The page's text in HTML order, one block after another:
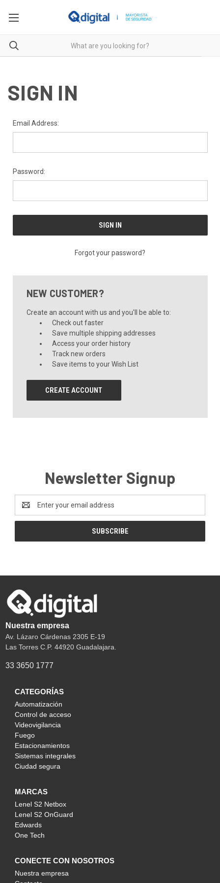
SIGN IN
Email Address:
Password:
Forgot your password?
NEW CUSTOMER?
Create an account with us and you'll be able to:
Check out faster
Save multiple shipping addresses
Access your order history
Track new orders
Save items to your Wish List
CREATE ACCOUNT
Newsletter Signup
Address
Nuestra empresa
Av. Lázaro Cárdenas 2305 E-19
Las Torres C.P. 44920 Guadalajara.
33 3650 1777
CATEGORÍAS
Automatización
Control de acceso
Videovigilancia
Fuego
Estacionamientos
Sistemas integrales
Ciudad segura
MARCAS
Lenel S2 Netbox
Lenel S2 OnGuard
Edwards
One Tech
CONECTE CON NOSOTROS
Nuestra empresa